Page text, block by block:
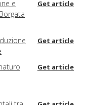
e
Get article
Get article
Get article